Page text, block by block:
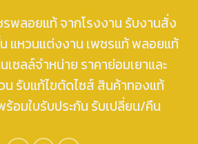
พลอยแท้ จากโรงงาน รับงานสั่ง
แหวนแต่งงาน เพชรแท้ พลอยแท้
ลล์จำหน่าย ราคาย่อมเยาและ
รับแก้ไขตัดไซส์ สินค้าทองแท้
อมใบรับประกัน รับเปลี่ยน/คืน